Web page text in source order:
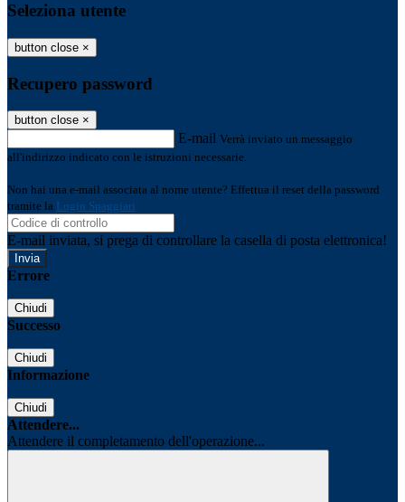
Seleziona utente
button close ×
Recupero password
button close ×
E-mail Verrà inviato un messaggio
all'indirizzo indicato con le istruzioni necessarie.
Non hai una e-mail associata al nome utente? Effettua il reset della password
tramite la Login Spaggiari
E-mail inviata, si prega di controllare la casella di posta elettronica!
Errore
Chiudi
Successo
Chiudi
Informazione
Chiudi
Attendere...
Attendere il completamento dell'operazione...